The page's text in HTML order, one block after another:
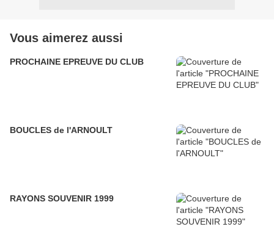
Vous aimerez aussi
PROCHAINE EPREUVE DU CLUB
BOUCLES de l'ARNOULT
RAYONS SOUVENIR 1999